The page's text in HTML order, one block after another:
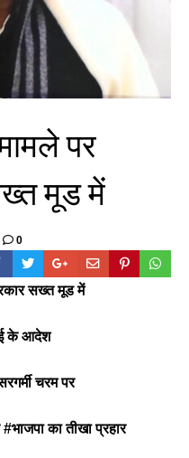
पर
मूड में
0
सख्त मूड में
के आदेश
चरम पर
का तीखा प्रहार